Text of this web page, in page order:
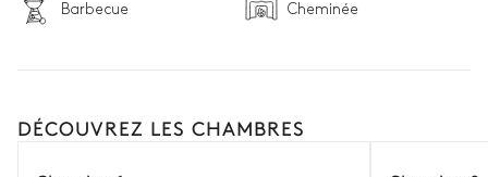
Barbecue Cheminée
DÉCOUVREZ LES CHAMBRES